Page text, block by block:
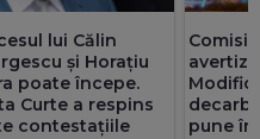
lui Călin
și Horațiu
poate începe.
Curte a respins
contestațiile
pune